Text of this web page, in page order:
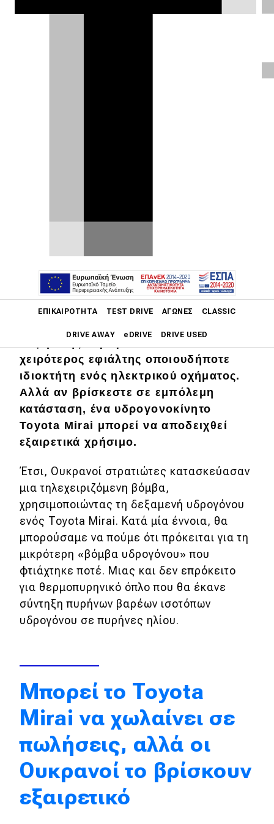
ΕΠΙΚΑΙΡΌΤΗΤΑ TEST DRIVE ΑΓΏΝΕΣ CLASSIC
DRIVE AWAY eDRIVE DRIVE USED
Main navigation
Επικαιρότητα
Νέα μοντέλα
Πρωτότυπα
Ελλάδα
Κόσμος
Τεχνολογία
Ασφάλεια
Αγορά
Απόψεις
Test Drive
Αποστολή
Συγκρίνουμε
Αγώνες
Formula 1
WRC
Motorsport
ιδιαίτερα χρήσιμες τις δεξαμενές
χειρότερος εφιάλτης οποιουδήποτε
ιδιοκτήτη ενός ηλεκτρικού οχήματος.
Αλλά αν βρίσκεστε σε εμπόλεμη
κατάσταση, ένα υδρογονοκίνητο
Toyota Mirai μπορεί να αποδειχθεί
εξαιρετικά χρήσιμο.
Έτσι, Ουκρανοί στρατιώτες κατασκεύασαν
μια τηλεχειριζόμενη βόμβα,
χρησιμοποιώντας τη δεξαμενή υδρογόνου
ενός Toyota Mirai. Κατά μία έννοια, θα
μπορούσαμε να πούμε ότι πρόκειται για τη
μικρότερη «βόμβα υδρογόνου» που
φτιάχτηκε ποτέ. Μιας και δεν επρόκειτο
για θερμοπυρηνικό όπλο που θα έκανε
σύντηξη πυρήνων βαρέων ισοτόπων
υδρογόνου σε πυρήνες ηλίου.
Μπορεί το Toyota
Mirai να χωλαίνει σε
πωλήσεις, αλλά οι
Ουκρανοί το βρίσκουν
εξαιρετικό